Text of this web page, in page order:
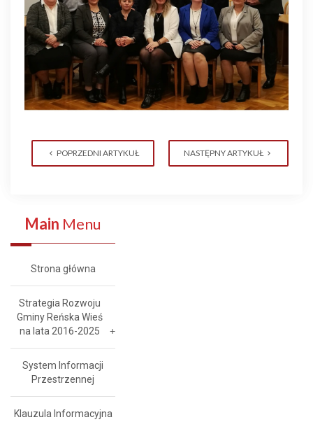
POPRZEDNI ARTYKUŁ NASTĘPNY ARTYKUŁ
Main Menu
Strona główna
Strategia Rozwoju
Gminy Reńska Wieś
na lata 2016-2025
System Informacji
Przestrzennej
Klauzula Informacyjna